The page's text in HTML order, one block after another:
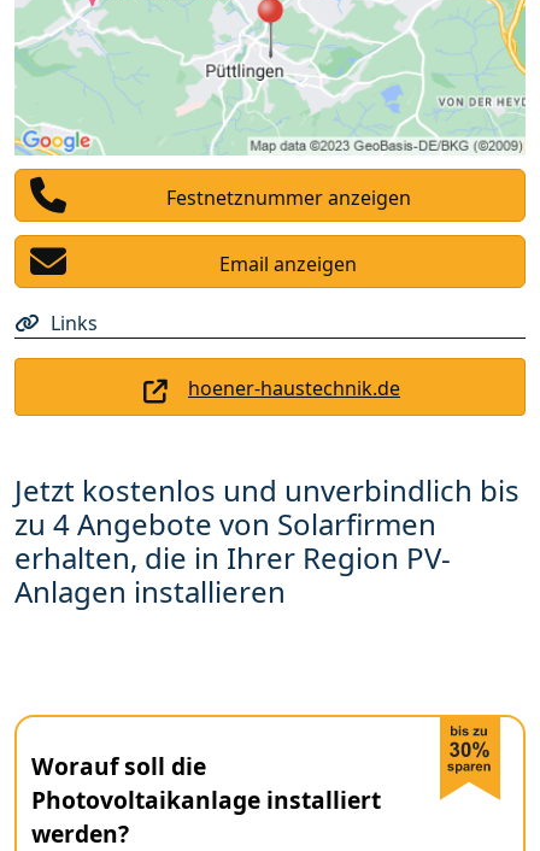
Festnetznummer anzeigen
Email anzeigen
Links
hoener-haustechnik.de
Jetzt kostenlos und unverbindlich bis
zu 4 Angebote von Solarfirmen
erhalten, die in Ihrer Region PV-
Anlagen installieren
Worauf soll die
Photovoltaikanlage installiert
werden?